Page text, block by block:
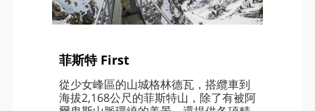
菲斯特 First
從少女峰區的山城格林德瓦，搭纜車到
海拔2,168公尺的菲斯特山，除了有被阿